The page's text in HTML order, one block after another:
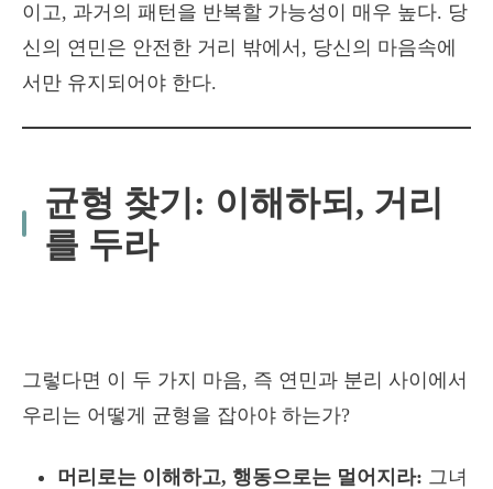
이고, 과거의 패턴을 반복할 가능성이 매우 높다. 당
신의 연민은 안전한 거리 밖에서, 당신의 마음속에
서만 유지되어야 한다.
균형 찾기: 이해하되, 거리
를 두라
그렇다면 이 두 가지 마음, 즉 연민과 분리 사이에서
우리는 어떻게 균형을 잡아야 하는가?
머리로는 이해하고, 행동으로는 멀어지라: 그녀